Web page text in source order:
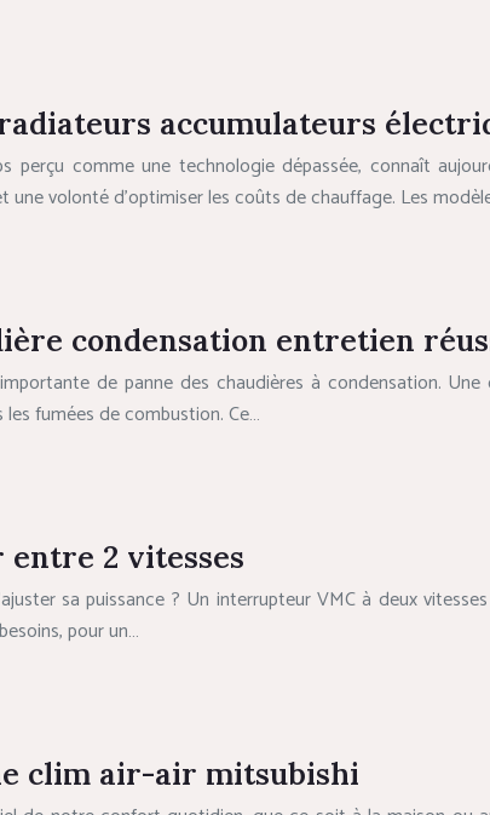
accumulateurs
perçu comme une technologie dépassée, connaît
volonté d’optimiser les coûts de chauffage. Les
condensation entretien
de panne des chaudières à condensation.
fumées de combustion. Ce…
2 vitesses
sa puissance ? Un interrupteur VMC à deux
pour un…
clim air-air mitsubishi